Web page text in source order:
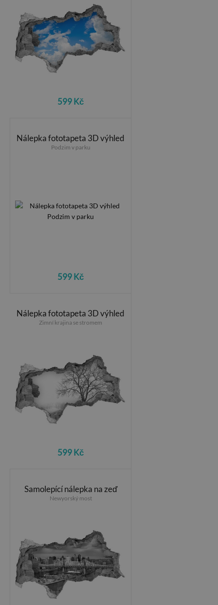
599 Kč
Nálepka fototapeta 3D výhled
Podzim v parku
599 Kč
Nálepka fototapeta 3D výhled
Zimní krajina se stromem
599 Kč
Samolepící nálepka na zeď
Newyorský most